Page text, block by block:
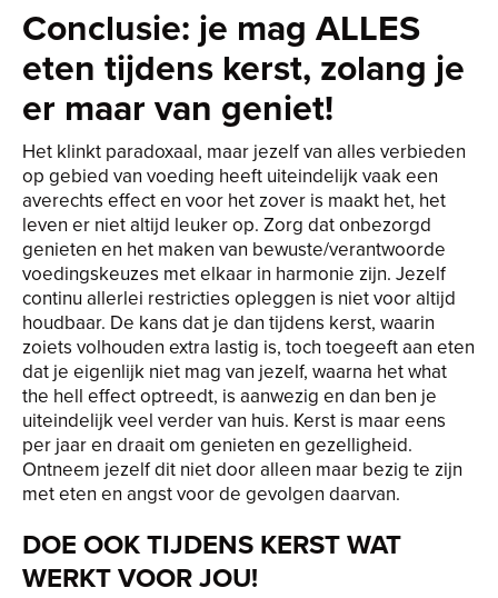
Conclusie: je mag ALLES
eten tijdens kerst, zolang je
er maar van geniet!
Het klinkt paradoxaal, maar jezelf van alles verbieden
op gebied van voeding heeft uiteindelijk vaak een
averechts effect en voor het zover is maakt het, het
leven er niet altijd leuker op. Zorg dat onbezorgd
genieten en het maken van bewuste/verantwoorde
voedingskeuzes met elkaar in harmonie zijn. Jezelf
continu allerlei restricties opleggen is niet voor altijd
houdbaar. De kans dat je dan tijdens kerst, waarin
zoiets volhouden extra lastig is, toch toegeeft aan eten
dat je eigenlijk niet mag van jezelf, waarna het what
the hell effect optreedt, is aanwezig en dan ben je
uiteindelijk veel verder van huis. Kerst is maar eens
per jaar en draait om genieten en gezelligheid.
Ontneem jezelf dit niet door alleen maar bezig te zijn
met eten en angst voor de gevolgen daarvan.
DOE OOK TIJDENS KERST WAT
WERKT VOOR JOU!